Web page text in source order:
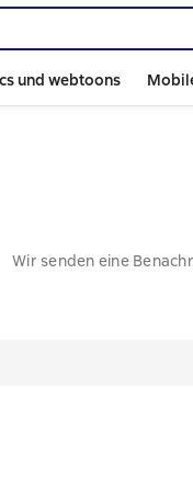
und webtoons
Wir senden eine